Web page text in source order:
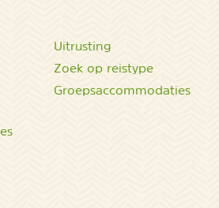
Uitrusting
Zoek op reistype
Groepsaccommodaties